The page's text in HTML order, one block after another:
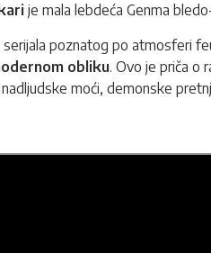
je mala lebdeća Genma
poznatog po atmosferi
obliku. Ovo je priča o
moći, demonske